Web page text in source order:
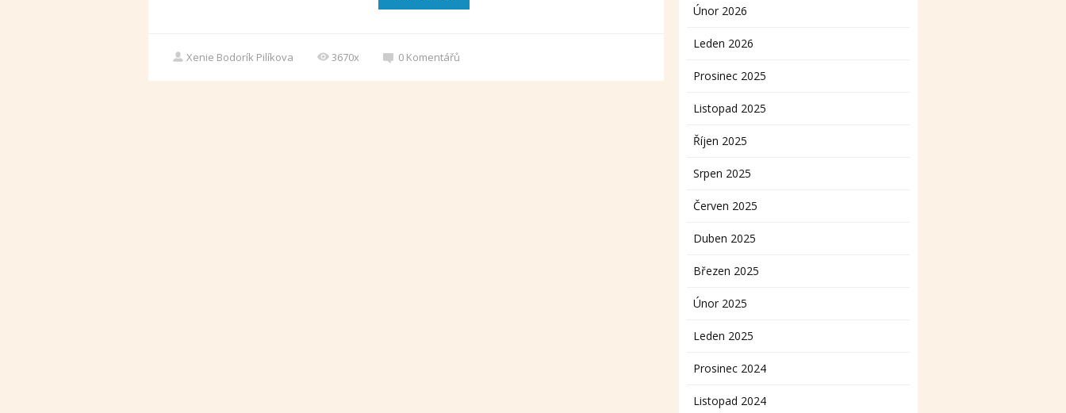
Xenie Bodorík Pilíkova 3670x 0 Komentářů
Únor 2026
Leden 2026
Prosinec 2025
Listopad 2025
Říjen 2025
Srpen 2025
Červen 2025
Duben 2025
Březen 2025
Únor 2025
Leden 2025
Prosinec 2024
Listopad 2024